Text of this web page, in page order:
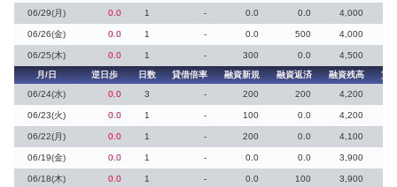
06/29(月) 0.0 1 - 0.0 0.0 4,000
06/26(金) 0.0 1 - 0.0 500 4,000
06/25(木) 0.0 1 - 300 0.0
4,500
月/日
逆日歩 日数 貸借倍率 融資新規 融資返済 融資残高
貸
06/24(水)
0.0 3 - 200 200 4,200
06/23(火) 0.0 1 - 100 0.0 4,200
06/22(月) 0.0 1 - 200 0.0 4,100
06/19(金) 0.0 1 - 0.0 0.0 3,900
06/18(木) 0.0 1 - 0.0 100 3,900